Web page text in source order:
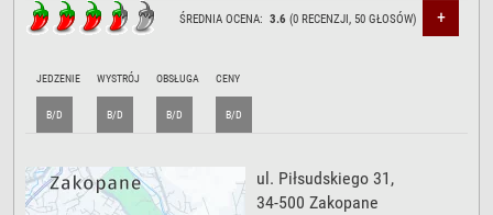
ŚREDNIA OCENA:3.6 (0 RECENZJI, 50 GŁOSÓW) +
JEDZENIE
B/D
WYSTRÓJ
B/D
OBSŁUGA
B/D
CENY
B/D
ul. Piłsudskiego 31 ,
34-500 Zakopane